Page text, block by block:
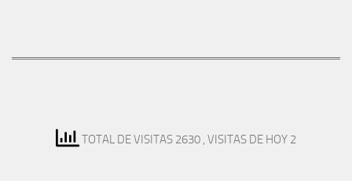
TOTAL DE VISITAS 2630 , VISITAS DE HOY 2